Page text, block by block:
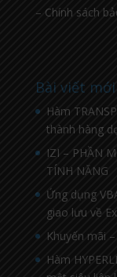
– Chính sách
Bài viết mới
Hàm
thành hàng
IZI – PHẦN
TÍNH NĂNG
Ứng dụng
giao lưu về
Khuyến mãi
Hàm